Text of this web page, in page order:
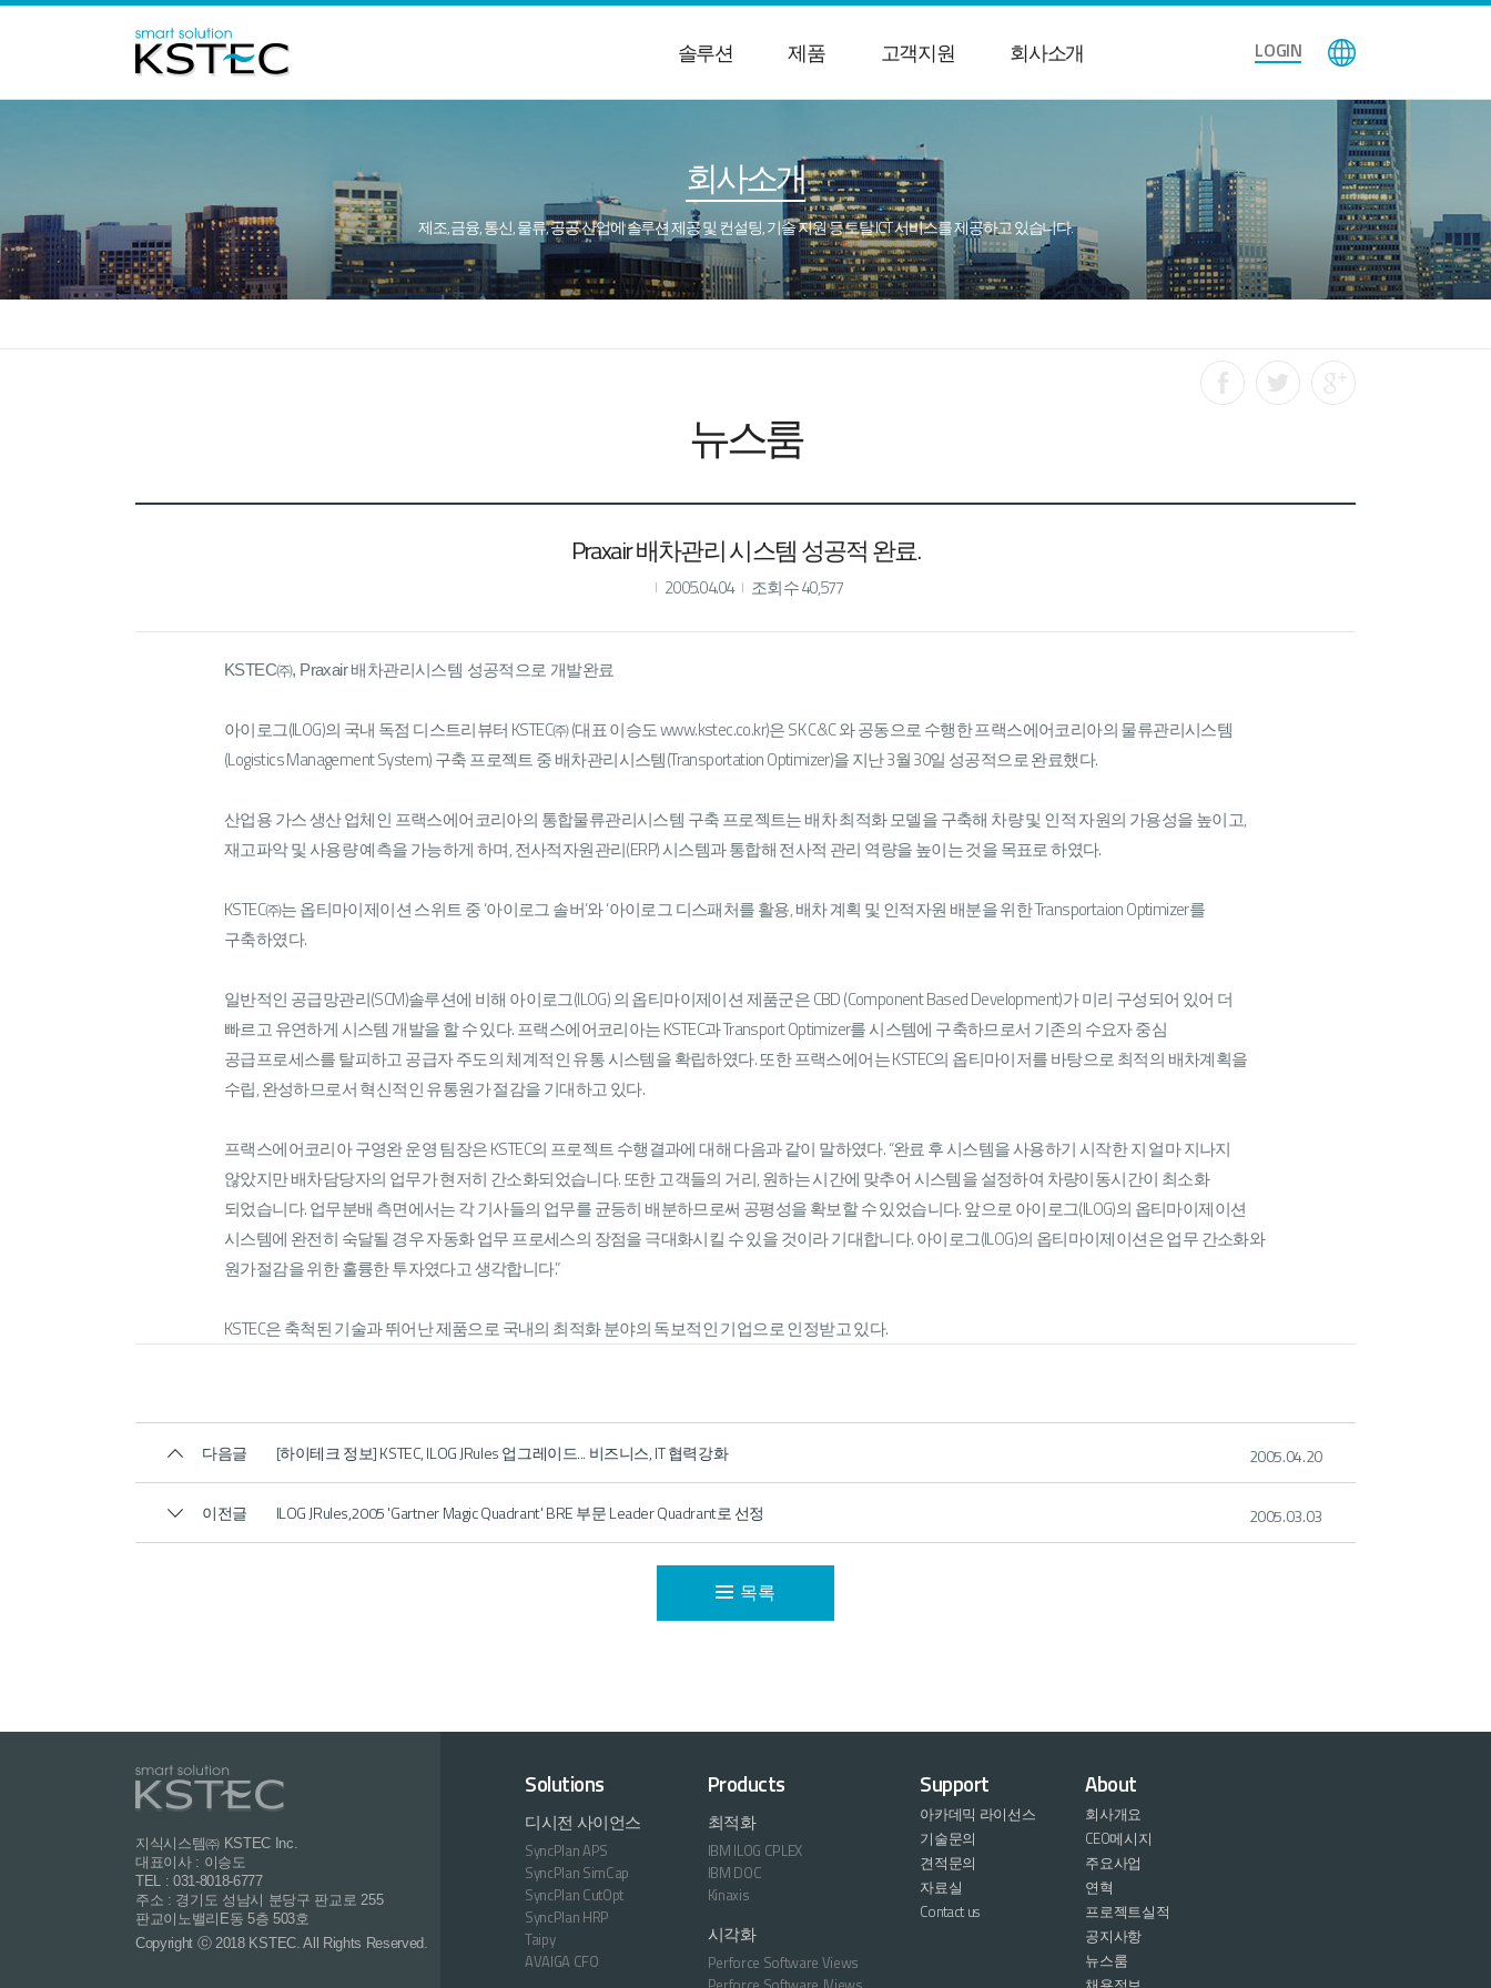
솔루션 제품 고객지원 회사소개 LOGIN
회사소개
제조, 금융, 통신, 물류, 공공 산업에 솔루션 제공 및 컨설팅, 기술 지원 등 토탈 ICT 서비스를 제공하고 있습니다.
뉴스룸
Praxair 배차관리 시스템 성공적 완료.
2005.04.04 조회수 40,577
KSTEC㈜, Praxair 배차관리시스템 성공적으로 개발완료
아이로그(ILOG)의 국내 독점 디스트리뷰터 KSTEC㈜ (대표 이승도 www.kstec.co.kr)은 SK C&C 와 공동으로 수행한 프랙스에어코리아의 물류관리시스템
(Logistics Management System) 구축 프로젝트 중 배차관리시스템(Transportation Optimizer)을 지난 3월 30일 성공적으로 완료했다.
산업용 가스 생산 업체인 프랙스에어코리아의 통합물류관리시스템 구축 프로젝트는 배차 최적화 모델을 구축해 차량 및 인적 자원의 가용성을 높이고,
재고파악 및 사용량 예측을 가능하게 하며, 전사적자원관리(ERP) 시스템과 통합해 전사적 관리 역량을 높이는 것을 목표로 하였다.
KSTEC㈜는 옵티마이제이션 스위트 중 ‘아이로그 솔버’와 ‘아이로그 디스패처를 활용, 배차 계획 및 인적자원 배분을 위한 Transportaion Optimizer를
구축하였다.
일반적인 공급망관리(SCM)솔루션에 비해 아이로그(ILOG) 의 옵티마이제이션 제품군은 CBD (Component Based Development)가 미리 구성되어 있어 더
빠르고 유연하게 시스템 개발을 할 수 있다. 프랙스에어코리아는 KSTEC과 Transport Optimizer를 시스템에 구축하므로서 기존의 수요자 중심
공급프로세스를 탈피하고 공급자 주도의 체계적인 유통 시스템을 확립하였다. 또한 프랙스에어는 KSTEC의 옵티마이저를 바탕으로 최적의 배차계획을
수립, 완성하므로서 혁신적인 유통원가 절감을 기대하고 있다.
프랙스에어코리아 구영완 운영 팀장은 KSTEC의 프로젝트 수행결과에 대해 다음과 같이 말하였다. “완료 후 시스템을 사용하기 시작한 지 얼마 지나지
않았지만 배차담당자의 업무가 현저히 간소화되었습니다. 또한 고객들의 거리, 원하는 시간에 맞추어 시스템을 설정하여 차량이동시간이 최소화
되었습니다. 업무분배 측면에서는 각 기사들의 업무를 균등히 배분하므로써 공평성을 확보할 수 있었습니다. 앞으로 아이로그(ILOG)의 옵티마이제이션
시스템에 완전히 숙달될 경우 자동화 업무 프로세스의 장점을 극대화시킬 수 있을 것이라 기대합니다. 아이로그(ILOG)의 옵티마이제이션은 업무 간소화와
원가절감을 위한 훌륭한 투자였다고 생각합니다.”
KSTEC은 축척된 기술과 뛰어난 제품으로 국내의 최적화 분야의 독보적인 기업으로 인정받고 있다.
다음글 [하이테크 정보] KSTEC, ILOG JRules 업그레이드... 비즈니스, IT 협력강화 2005.04.20
이전글 ILOG JRules,2005 'Gartner Magic Quadrant' BRE 부문 Leader Quadrant로 선정 2005.03.03
목록
지식시스템㈜ KSTEC Inc.
대표이사 : 이승도
TEL : 031-8018-6777
주소 : 경기도 성남시 분당구 판교로 255
판교이노밸리E동 5층 503호
Copyright ⓒ 2018 KSTEC. All Rights Reserved.
Solutions
디시전 사이언스
SyncPlan APS
SyncPlan SimCap
SyncPlan CutOpt
SyncPlan HRP
Taipy
AVAIGA CFO
Products
최적화
IBM ILOG CPLEX
IBM DOC
Kinaxis
시각화
Perforce Software Views
Support
아카데믹 라이선스
기술문의
견적문의
자료실
Contact us
About
회사개요
CEO메시지
주요사업
연혁
프로젝트실적
공지사항
뉴스룸